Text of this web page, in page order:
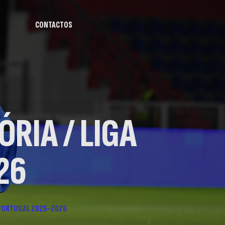
CONTACTOS
/ LIGA
2025-2026